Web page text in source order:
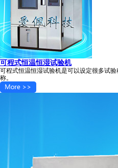
可程式恒温恒湿试验机
可程式恒温恒湿试验机是可以设定很多试
称。